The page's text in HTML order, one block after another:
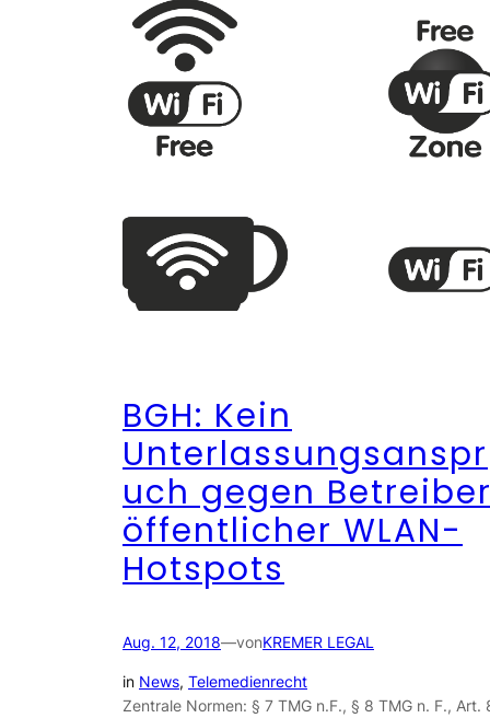
BGH: Kein
Unterlassungsanspr
uch gegen Betreiber
öffentlicher WLAN-
Hotspots
Aug. 12, 2018—vonKREMER LEGAL
in News, Telemedienrecht
Zentrale Normen: § 7 TMG n.F., § 8 TMG n. F., Art.